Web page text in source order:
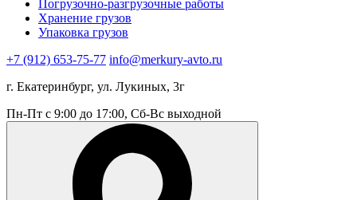
Погрузочно-разгрузочные работы
Хранение грузов
Упаковка грузов
+7 (912) 653-75-77 info@merkury-avto.ru
г. Екатеринбург, ул. Лукиных, 3г
Пн-Пт с 9:00 до 17:00, Сб-Вс выходной